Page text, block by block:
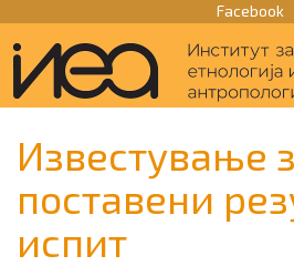
Facebook
Известување
поставени
испит